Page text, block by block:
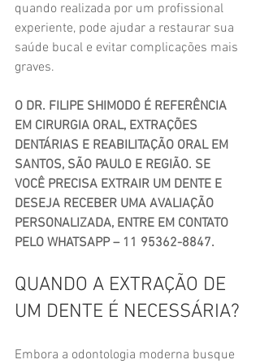
quando realizada por um profissional
experiente, pode ajudar a restaurar sua
saúde bucal e evitar complicações mais
graves.
O DR. FILIPE SHIMODO É REFERÊNCIA
EM CIRURGIA ORAL, EXTRAÇÕES
DENTÁRIAS E REABILITAÇÃO ORAL EM
SANTOS, SÃO PAULO E REGIÃO. SE
VOCÊ PRECISA EXTRAIR UM DENTE E
DESEJA RECEBER UMA AVALIAÇÃO
PERSONALIZADA, ENTRE EM CONTATO
PELO WHATSAPP – 11 95362-8847.
QUANDO A EXTRAÇÃO DE
UM DENTE É NECESSÁRIA?
Embora a odontologia moderna busque